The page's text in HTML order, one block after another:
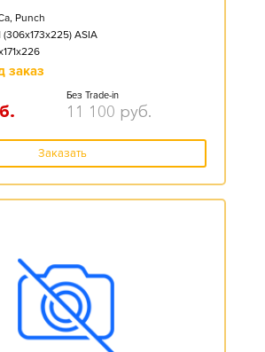
Punch
(306x173x225) ASIA
заказ
Без Trade-in
11 100 руб.
Заказать